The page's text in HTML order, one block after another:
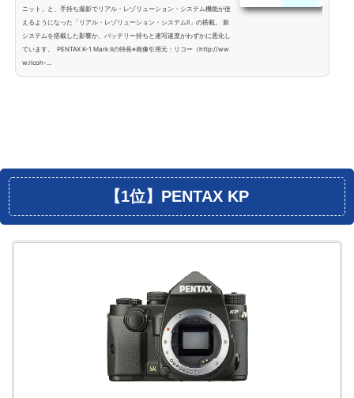
ニット」と、手持ち撮影でリアル・レゾリューション・システム機能が使
えるようになった「リアル・レゾリューション・システムⅡ」の搭載。 新
システムを搭載した影響か、バッテリー持ちと連写速度がわずかに悪化し
ています。 PENTAX K-1 Mark IIの特長※画像引用元：リコー（http://ww
w.ricoh-...
【1位】PENTAX KP